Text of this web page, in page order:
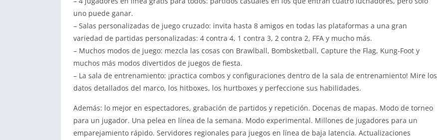
uno puede ganar.
– Salas personalizadas de juego cruzado: invita hasta 8 amigos en todas las plataformas a una gran
variedad de partidas personalizadas: 4 contra 4, 1 contra 3, 2 contra 2, FFA y mucho más.
– Muchos modos de juego: mezcla las cosas con Brawlball, Bombsketball, Capture the Flag, Kung-Foot y
muchos más modos divertidos de juegos de fiesta.
– La sala de entrenamiento: ¡practica combos y configuraciones dentro de la sala de entrenamiento! Mire los
datos detallados del marco, los hitboxes, los hurtboxes y perfeccione sus habilidades.
Además: lo mejor en espectadores, grabación de partidos y repetición. Docenas de mapas. Modo de torneo
para un jugador. Una pelea en línea de la semana. Modo experimental. Millones de jugadores para un
emparejamiento rápido. Servidores regionales para juegos en línea de baja latencia. Actualizaciones